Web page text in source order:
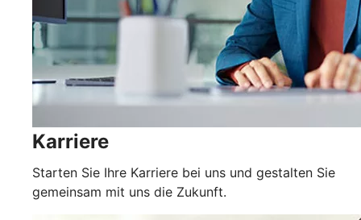
Karriere
Starten Sie Ihre Karriere bei uns und gestalten Sie
gemeinsam mit uns die Zukunft.